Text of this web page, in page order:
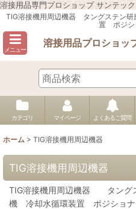
溶接用品専門プロショップ サンテック
TIG溶接機用周辺機器 タングステン
置 ポジ
メニュー
溶接用品プロショッ
カテゴリ マイページ よくあるご質問
ホーム > TIG溶接機用周辺機器
TIG溶接機用周辺機器
TIG溶接機用周辺機器 タング
機 冷却水循環装置 ポジショ